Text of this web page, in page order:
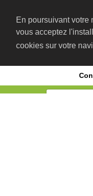
En poursuivant votre
vous acceptez
cookies sur votre
POUR CONNAÎTRE